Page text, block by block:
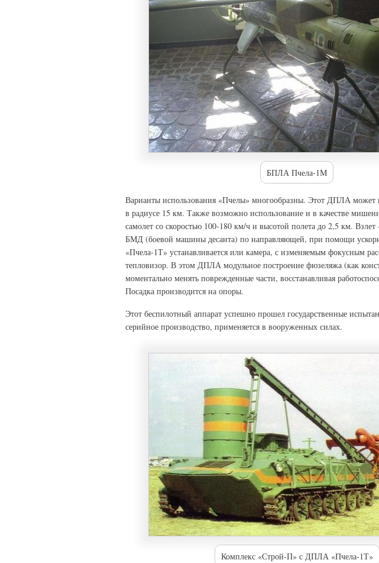
БПЛА Пчела-1М
Варианты использования «Пчелы» многообразны. Этот ДПЛА может
в радиусе 15 км. Также возможно использование и в качестве
самолет со скоростью 100-180 км/ч и высотой полета до 2,5 км.
БМД (боевой машины десанта) по направляющей, при помощи
«Пчела-1Т» устанавливается или камера, с изменяемым фокусным
тепловизор. В этом ДПЛА модульное построение фюзеляжа (как
моментально менять поврежденные части, восстанавливая
Посадка производится на опоры.
Этот беспилотный аппарат успешно прошел государственные
серийное производство, применяется в вооруженных силах.
Комплекс «Строй-П» с ДПЛА «Пчела-1Т»